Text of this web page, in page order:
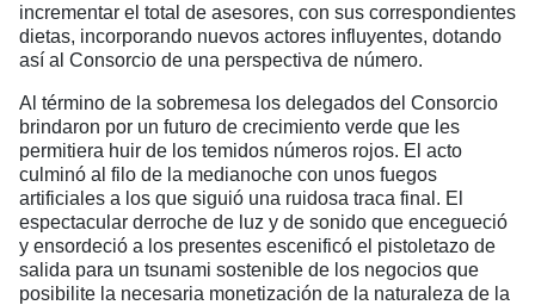
incrementar el total de asesores, con sus correspondientes
dietas, incorporando nuevos actores influyentes, dotando
así al Consorcio de una perspectiva de número.
Al término de la sobremesa los delegados del Consorcio
brindaron por un futuro de crecimiento verde que les
permitiera huir de los temidos números rojos. El acto
culminó al filo de la medianoche con unos fuegos
artificiales a los que siguió una ruidosa traca final. El
espectacular derroche de luz y de sonido que encegueció
y ensordeció a los presentes escenificó el pistoletazo de
salida para un tsunami sostenible de los negocios que
posibilite la necesaria monetización de la naturaleza de la